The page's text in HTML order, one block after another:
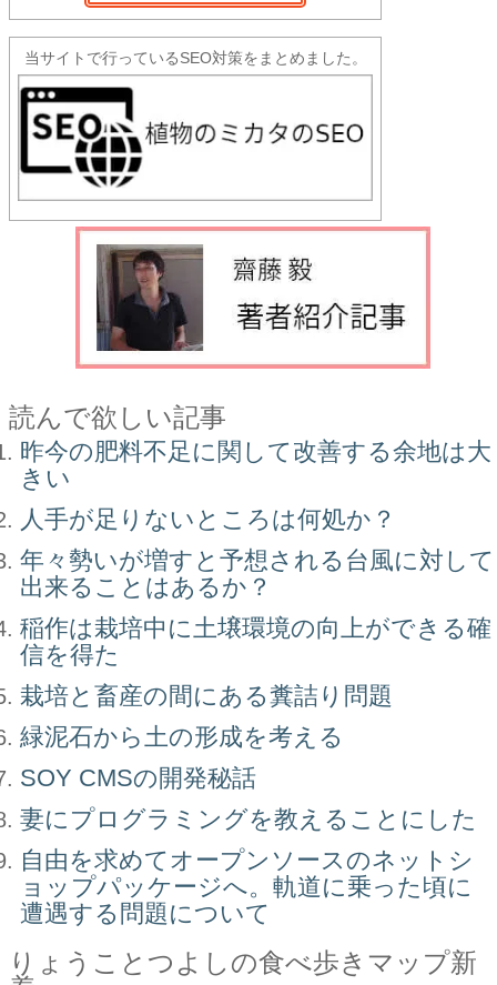
当サイトで行っているSEO対策をまとめました。
読んで欲しい記事
昨今の肥料不足に関して改善する余地は大
きい
人手が足りないところは何処か？
年々勢いが増すと予想される台風に対して
出来ることはあるか？
稲作は栽培中に土壌環境の向上ができる確
信を得た
栽培と畜産の間にある糞詰り問題
緑泥石から土の形成を考える
SOY CMSの開発秘話
妻にプログラミングを教えることにした
自由を求めてオープンソースのネットシ
ョップパッケージへ。軌道に乗った頃に
遭遇する問題について
りょうことつよしの食べ歩きマップ新